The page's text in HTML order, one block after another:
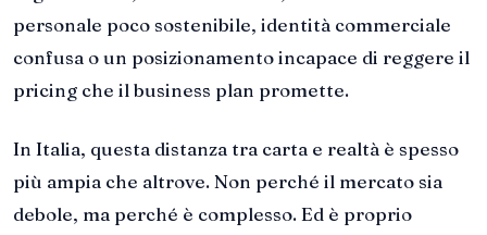
personale poco sostenibile, identità commerciale
confusa o un posizionamento incapace di reggere il
pricing che il business plan promette.
In Italia, questa distanza tra carta e realtà è spesso
più ampia che altrove. Non perché il mercato sia
debole, ma perché è complesso. Ed è proprio